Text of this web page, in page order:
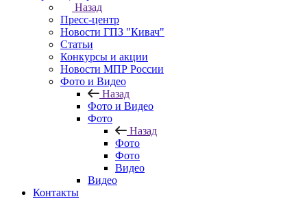
Назад
Пресс-центр
Новости ГПЗ "Кивач"
Статьи
Конкурсы и акции
Новости МПР России
Фото и Видео
Назад
Фото и Видео
Фото
Назад
Фото
Фото
Видео
Видео
Контакты